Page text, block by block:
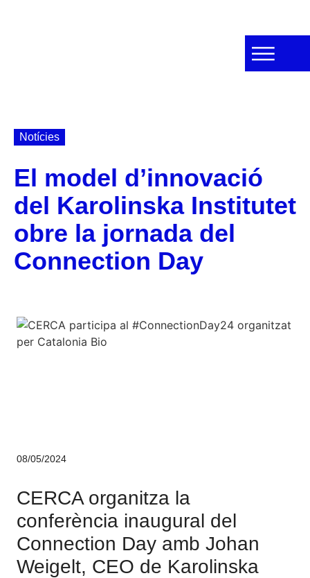
Notícies
El model d’innovació
del Karolinska Institutet
obre la jornada del
Connection Day
08/05/2024
CERCA organitza la
conferència inaugural del
Connection Day amb Johan
Weigelt, CEO de Karolinska